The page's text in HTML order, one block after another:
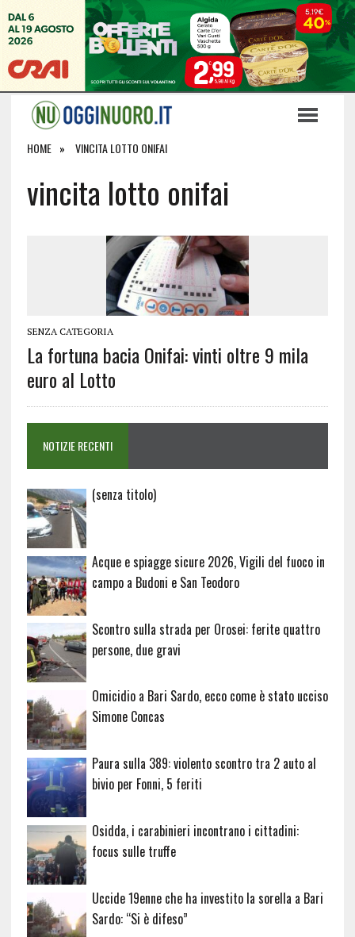
HOME VINCITA LOTTO ONIFAI
vincita lotto onifai
SENZA CATEGORIA
La fortuna bacia Onifai: vinti oltre 9 mila
euro al Lotto
NOTIZIE RECENTI
(senza titolo)Articolo
Acque e spiagge sicure 2026, Vigili del fuoco in
campo a Budoni e San Teodoro
Scontro sulla strada per Orosei: ferite quattro
persone, due gravi
Omicidio a Bari Sardo, ecco come è stato ucciso
Simone Concas
Paura sulla 389: violento scontro tra 2 auto al
bivio per Fonni, 5 feriti
Osidda, i carabinieri incontrano i cittadini:
focus sulle truffe
Uccide 19enne che ha investito la sorella a Bari
Sardo: “Si è difeso”